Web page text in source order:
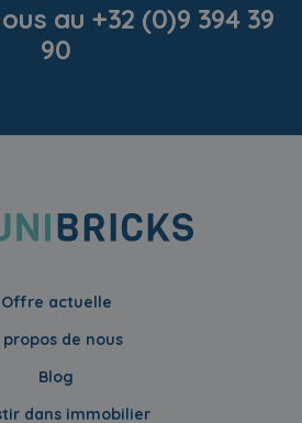
au+32 (0)9 394 39
90
Offre actuelle
propos de nous
Blog
dans immobilier